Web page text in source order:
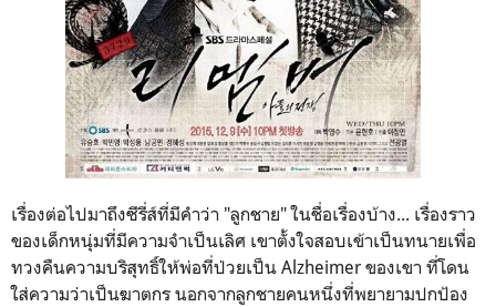
เรื่องต่อไปมาถึงซีรี่ส์ที่มีคำว่า "ลูกชาย" ในชื่อเรื่องบ้าง... เรื่องราว
ของเด็กหนุ่มที่มีความจำเป็นเลิศ เขาตั้งใจสอบเข้าเป็นทนายเพื่อ
ทวงคืนความบริสุทธิ์ให้พ่อที่ป่วยเป็น Alzheimer ของเขา ที่โดน
ใส่ความว่าเป็นฆาตกร นอกจากลูกชายคนหนึ่งที่พยายามปกป้อง